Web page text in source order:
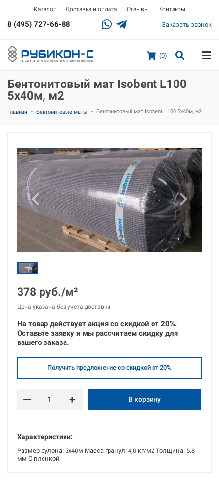
Каталог Доставка и оплата Отзывы Контакты
8 (495) 727-66-88 Заказать звонок
(0)
Бентонитовый мат Isobent L100
5х40м, м2
Главная - Бентонитовые маты - Бентонитовый мат Isobent L100 5х40м, м2
378 руб./м²
Цена указана без учета доставки
На товар действует акция со скидкой от 20%.
Оставьте заявку и мы рассчитаем скидку для
вашего заказа.
Получить предложение со скидкой от 20%
— + В корзину
Характеристики:
Размер рулона: 5х40м Масса гранул: 4,0 кг/м2 Толщина: 5,8
мм С пленкой